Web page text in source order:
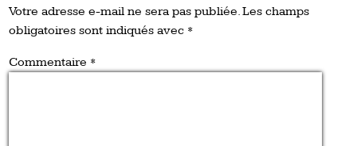
Votre adresse e-mail ne sera pas publiée.Les champs
obligatoires sont indiqués avec *
Commentaire *